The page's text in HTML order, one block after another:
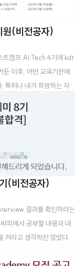
(비전공자)
캠프 AI Tech 4기에 kdt
둔 이후, 어떤 교육기관에
특히나 내가 희망하는 자
오기도 전부터 알아봤던
전형으로 자연어 처리 프
는 쿠버네티스 과정도 있
쿠버네티스 과정만 6기를
이즈와..
(비전공자)
결과를 확인하라는
피에서 공부할 내용과 내
거라고 생각하진 않았다.
81 [SSAFY